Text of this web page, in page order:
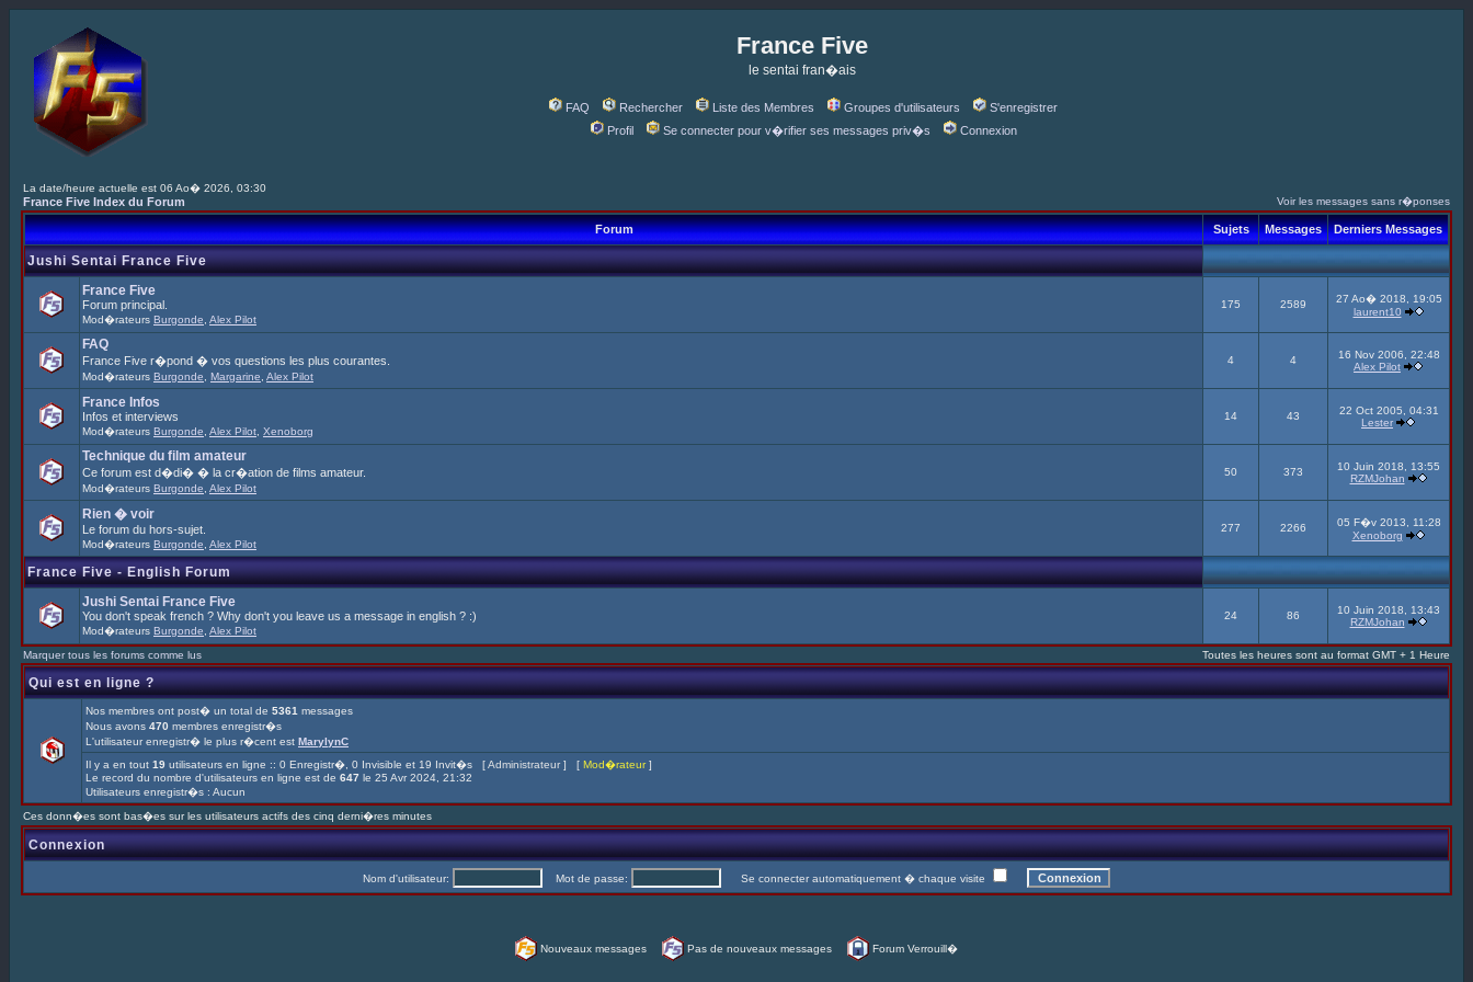
France Five
le sentai fran�ais
FAQ Rechercher Liste des Membres Groupes d'utilisateurs
S'enregistrer
Profil
Se connecter pour v�rifier ses messages priv�s Connexion
La date/heure actuelle est 06 Ao� 2026, 03:30
France Five Index du Forum Voir les messages sans r�ponses
Forum Sujets Messages Derniers Messages
Jushi Sentai France Five
France Five
Forum principal.
Mod�rateurs Burgonde Alex Pilot
175 2589
27 Ao� 2018, 19:05
laurent10
FAQ
France Five r�pond � vos questions les plus courantes.
Mod�rateurs Burgonde Margarine Alex Pilot
4 4
16 Nov 2006, 22:48
Alex Pilot
France Infos
Infos et interviews
Mod�rateurs Burgonde Alex Pilot Xenoborg
14 43
22 Oct 2005, 04:31
Lester
Technique du film amateur
Ce forum est d�di� � la cr�ation de films amateur.
Mod�rateurs Burgonde Alex Pilot
50 373
10 Juin 2018, 13:55
RZMJohan
Rien � voir
Le forum du hors-sujet.
Mod�rateurs Burgonde Alex Pilot
277 2266
05 F�v 2013, 11:28
Xenoborg
France Five - English Forum
Jushi Sentai France Five
You don't speak french ? Why don't you leave us a message in english ? :)
Mod�rateurs Burgonde Alex Pilot
24 86
10 Juin 2018, 13:43
RZMJohan
Marquer tous les forums comme lus Toutes les heures sont au format GMT + 1 Heure
Qui est en ligne ?
Nos membres ont post� un total de 5361 messages
Nous avons 470 membres enregistr�s
L'utilisateur enregistr� le plus r�cent est MarylynC
Il y a en tout 19 utilisateurs en ligne :: 0 Enregistr�, 0 Invisible et 19 Invit�s [Administrateur] [ Mod�rateur]
Le record du nombre d'utilisateurs en ligne est de 647 le 25 Avr 2024, 21:32
Utilisateurs enregistr�s : Aucun
Ces donn�es sont bas�es sur les utilisateurs actifs des cinq derni�res minutes
Connexion
Nom d'utilisateur: Mot de passe: Se connecter automatiquement � chaque visite
Nouveaux messages Pas de nouveaux messages Forum Verrouill�